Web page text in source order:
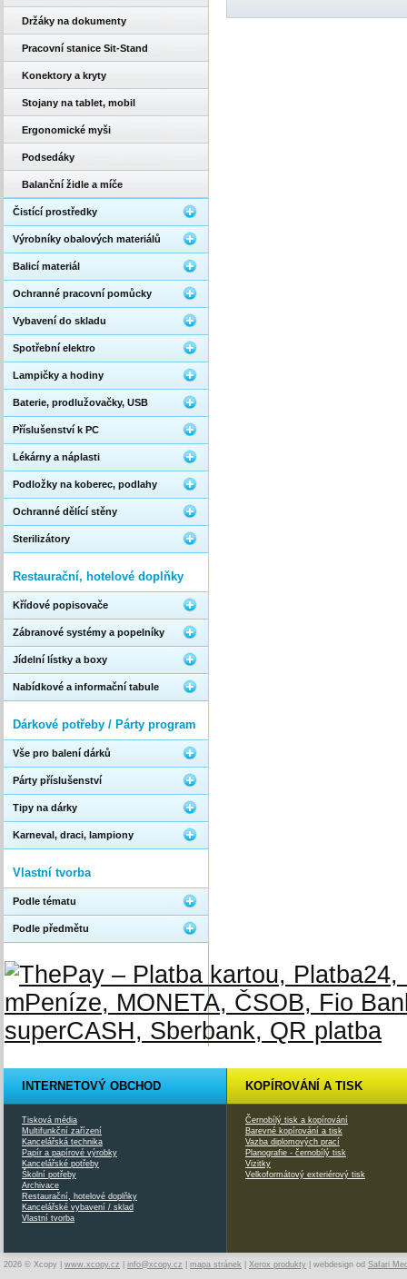
Držáky na dokumenty
Pracovní stanice Sit-Stand
Konektory a kryty
Stojany na tablet, mobil
Ergonomické myši
Podsedáky
Balanční židle a míče
Čistící prostředky
Výrobníky obalových materiálů
Balicí materiál
Ochranné pracovní pomůcky
Vybavení do skladu
Spotřební elektro
Lampičky a hodiny
Baterie, prodlužovačky, USB
Příslušenství k PC
Lékárny a náplasti
Podložky na koberec, podlahy
Ochranné dělící stěny
Sterilizátory
Restaurační, hotelové doplňky
Křídové popisovače
Zábranové systémy a popelníky
Jídelní lístky a boxy
Nabídkové a informační tabule
Dárkové potřeby / Párty program
Vše pro balení dárků
Párty příslušenství
Tipy na dárky
Karneval, draci, lampiony
Vlastní tvorba
Podle tématu
Podle předmětu
INTERNETOVÝ OBCHOD
Tisková média
Multifunkční zařízení
Kancelářská technika
Papír a papírové výrobky
Kancelářské potřeby
Školní potřeby
Archivace
Restaurační, hotelové doplňky
Kancelářské vybavení / sklad
Vlastní tvorba
KOPÍROVÁNÍ A TISK
Černobílý tisk a kopírování
Barevné kopírování a tisk
Vazba diplomových prací
Planografie - černobílý tisk
Vizitky
Velkoformátový exteriérový tisk
2026 © Xcopy | www.xcopy.cz info@xcopy.cz mapa stránek Xerox produkty | webdesign od Safari